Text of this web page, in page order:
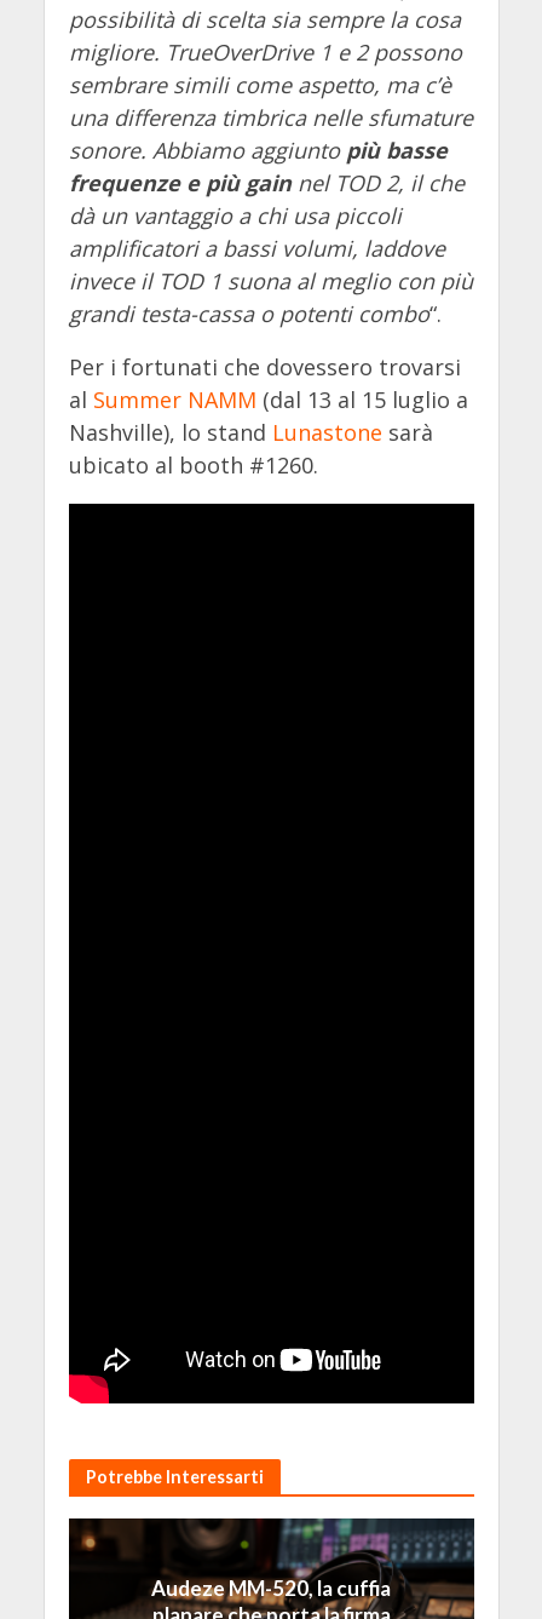
possibilità di scelta sia sempre la cosa
migliore. TrueOverDrive 1 e 2 possono
sembrare simili come aspetto, ma c’è
una differenza timbrica nelle sfumature
sonore. Abbiamo aggiunto più basse
frequenze e più gainnel TOD 2, il che
dà un vantaggio a chi usa piccoli
amplificatori a bassi volumi, laddove
invece il TOD 1 suona al meglio con più
grandi testa-cassa o potenti combo“.
Per i fortunati che dovessero trovarsi
al Summer NAMM (dal 13 al 15 luglio a
Nashville), lo stand Lunastone sarà
ubicato al booth #1260.
Potrebbe Interessarti
Audeze MM-520, la cuffia